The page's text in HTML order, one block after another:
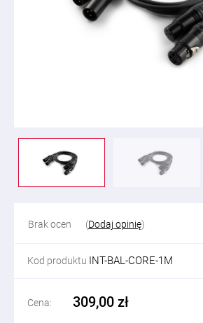
Brak ocen (Dodaj opinię)
Kod produktu INT-BAL-CORE-1M
Cena: 309,00 zł